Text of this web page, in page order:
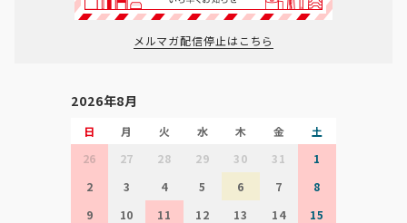
メルマガ配信停止はこちら
2026年8月
日 月 火 水 木 金
土
26
27 28 29 30 31
1
2
3 4 5 6 7
8
9
10 11 12 13 14
15